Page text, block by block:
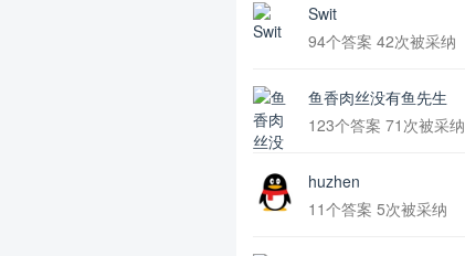
Swit
94个答案 42次被采纳
鱼香肉丝没有鱼先生
123个答案 71次被采纳
huzhen
11个答案 5次被采纳